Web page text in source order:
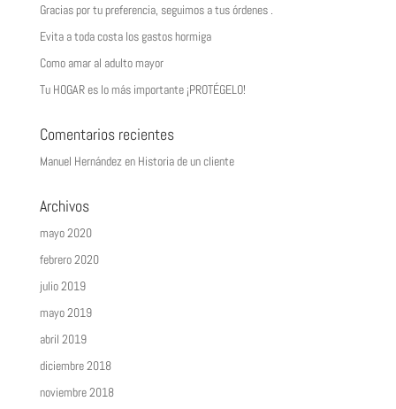
Gracias por tu preferencia, seguimos a tus órdenes .
Evita a toda costa los gastos hormiga
Como amar al adulto mayor
Tu HOGAR es lo más importante ¡PROTÉGELO!
Comentarios recientes
Manuel Hernándezen Historia de un cliente
Archivos
mayo 2020
febrero 2020
julio 2019
mayo 2019
abril 2019
diciembre 2018
noviembre 2018